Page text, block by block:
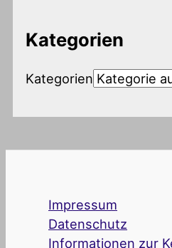
Kategorien
Kategorien
Impressum
Datenschutz
Informationen zur